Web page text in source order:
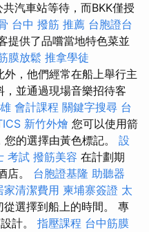
汽車站等待，而BKK僅授
台中 撥筋 推薦 台胞證台
提供了品嚐當地特色菜並
膜放鬆 推拿學徒
外，他們經常在船上舉行主
並通過現場音樂招待客
會計課程 關鍵字搜尋 台
新竹外燴 您可以使用箭
的選擇由黃色標記。 設
考試 撥筋美容 在計劃期
店。 台胞證基隆 助聽器
家清潔費用 柬埔寨簽證 太
從選擇到船上的時間。 專
計。 指壓課程 台中筋膜